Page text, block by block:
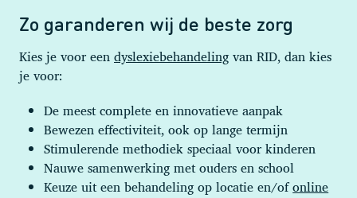
Zo garanderen wij de beste zorg
Kies je voor eendyslexiebehandelingvan RID, dan kies
je voor:
De meest complete en innovatieve aanpak
Bewezen effectiviteit, ook op lange termijn
Stimulerende methodiek speciaal voor kinderen
Nauwe samenwerking met ouders en school
Keuze uit een behandeling op locatie en/ofonline